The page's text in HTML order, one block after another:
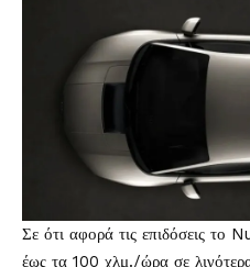
Σε ότι αφορά τις επιδόσεις το
έως τα 100 χλμ./ώρα σε